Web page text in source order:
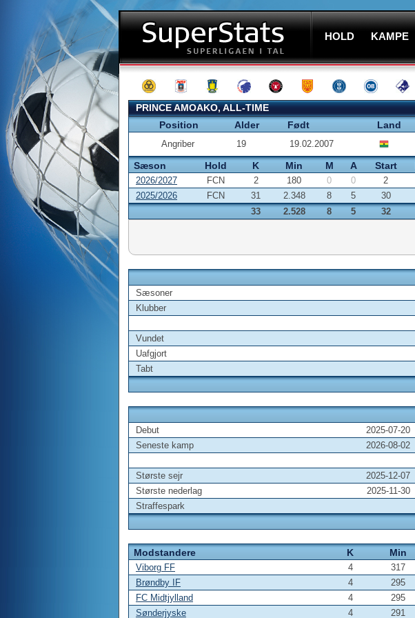
HOLD KAMPE
PRINCE AMOAKO, ALL-TIME
Position
Alder Født Land
Angriber 19 19.02.2007
Sæson Hold K Min M A Start
2026/2027 FCN 2 180 0 0 2
2025/2026
FCN 31 2.348 8 5 30
33
2.528 8 5 32
Sæsoner
Klubber
Vundet
Uafgjort
Tabt
Debut 2025-07-20
Seneste kamp
2026-08-02
Største sejr 2025-12-07
Største nederlag
2025-11-30
Straffespark
Modstandere K Min
Viborg FF 4 317
Brøndby IF
4 295
FC Midtjylland
4 295
Sønderjyske
4 291